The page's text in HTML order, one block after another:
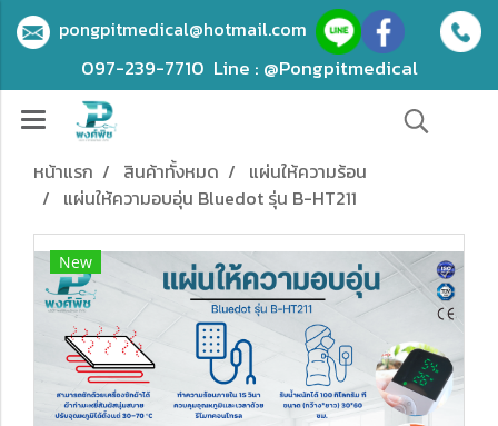
pongpitmedical@hotmail.com
097-239-7710 Line : @Pongpitmedical
หน้าแรก สินค้าทั้งหมด
แผ่นให้ความร้อน
แผ่นให้ความอบอุ่น Bluedot รุ่น B-HT211
New